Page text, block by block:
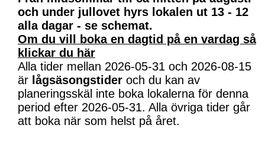
och under jullovet hyrs lokalen ut 13 - 12
alla dagar - se schemat.
Om du vill boka en dagtid på en vardag så
klickar du här
Alla tider mellan 2026-05-31 och 2026-08-15
är lågsäsongstider och du kan av
planeringsskäl inte boka lokalerna för denna
period efter 2026-05-31. Alla övriga tider går
att boka när som helst på året.